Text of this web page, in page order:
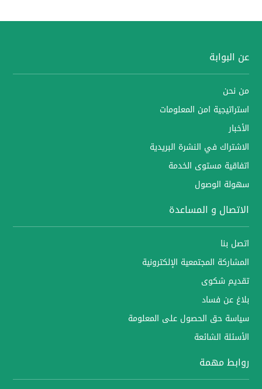
عن البوابة
من نحن
استراتيجية امن المعلومات
الأخبار
الاشتراك في النشرة البريدية
اتفاقية مستوى الخدمة
سهولة الوصول
الاتصال و المساعدة
اتصل بنا
المشاركة المجتمعية الإلكترونية
تقديم شكوى
بلاغ عن فساد
سياسة حق الحصول على المعلومة
الأسئلة الشائعة
روابط مهمة